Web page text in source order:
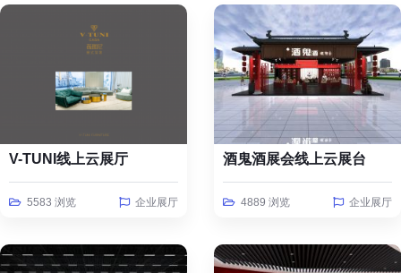
V-TUNI线上云展厅
5583 浏览 企业展厅
酒鬼酒展会线上云展台
4889 浏览 企业展厅